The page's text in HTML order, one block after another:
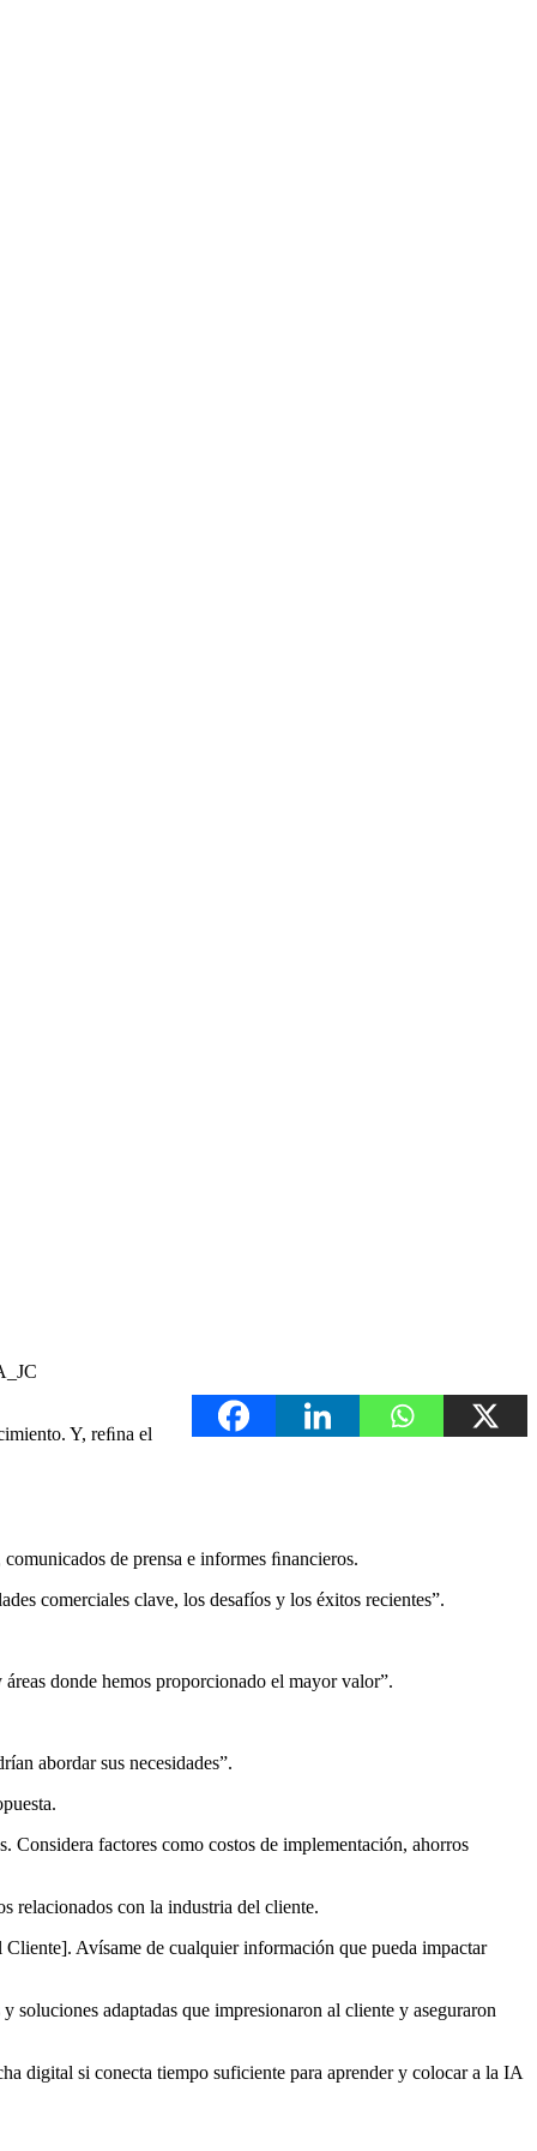
Y, reﬁna el
de prensa e informes ﬁnancieros.
comerciales clave, los desafíos y los éxitos recientes”.
donde hemos proporcionado el mayor valor”.
abordar sus necesidades”.
Considera factores como costos de implementación, ahorros
relacionados con la industria del cliente.
Avísame de cualquier información que pueda impactar
soluciones adaptadas que impresionaron al cliente y aseguraron
digital si conecta tiempo suficiente para aprender y colocar a la IA